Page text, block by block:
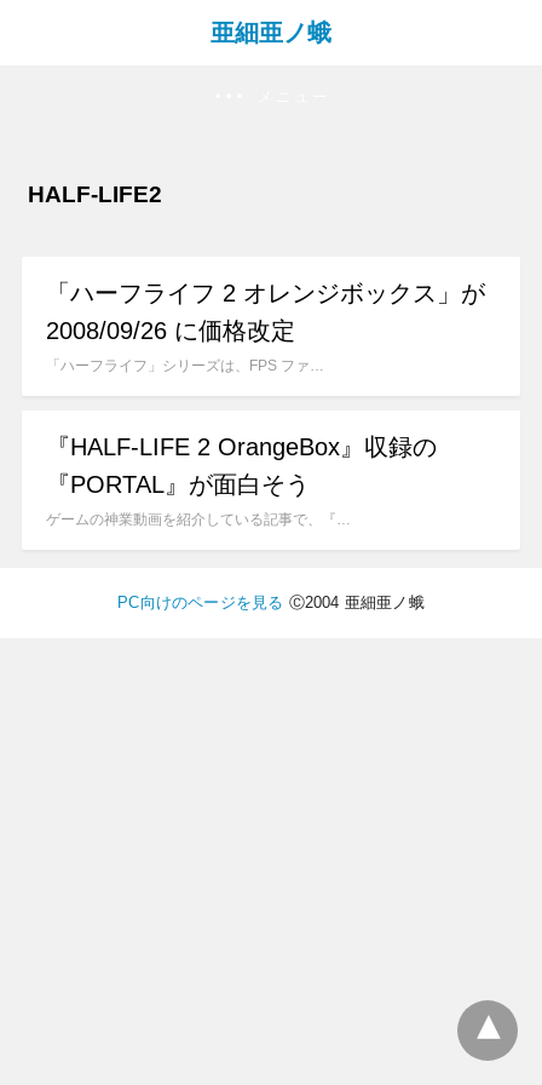
亜細亜ノ蛾
HALF-LIFE2
「ハーフライフ 2 オレンジボックス」が
2008/09/26 に価格改定
「ハーフライフ」シリーズは、FPS ファ…
『HALF-LIFE 2 OrangeBox』収録の
『PORTAL』が面白そう
ゲームの神業動画を紹介している記事で、『…
PC向けのページを見る Ⓒ2004 亜細亜ノ蛾